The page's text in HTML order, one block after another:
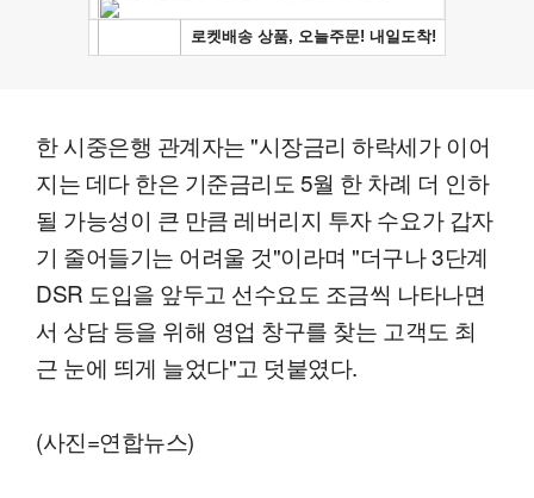
한 시중은행 관계자는 "시장금리 하락세가 이어
지는 데다 한은 기준금리도 5월 한 차례 더 인하
될 가능성이 큰 만큼 레버리지 투자 수요가 갑자
기 줄어들기는 어려울 것"이라며 "더구나 3단계
DSR 도입을 앞두고 선수요도 조금씩 나타나면
서 상담 등을 위해 영업 창구를 찾는 고객도 최
근 눈에 띄게 늘었다"고 덧붙였다.
(사진=연합뉴스)